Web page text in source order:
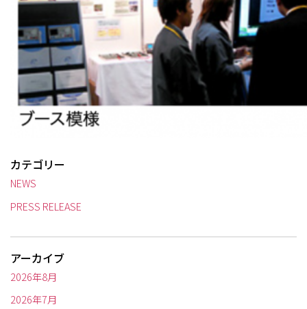
カテゴリー
NEWS
PRESS RELEASE
アーカイブ
2026年8月
2026年7月